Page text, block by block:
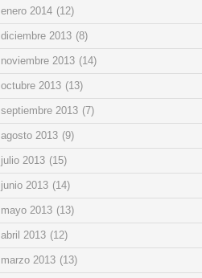
enero 2014 (12)
diciembre 2013 (8)
noviembre 2013 (14)
octubre 2013 (13)
septiembre 2013 (7)
agosto 2013 (9)
julio 2013 (15)
junio 2013 (14)
mayo 2013 (13)
abril 2013 (12)
marzo 2013 (13)